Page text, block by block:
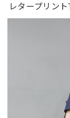
レタープリン